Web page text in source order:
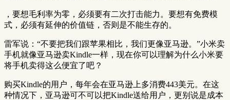
，要想毛利率为零，必须要有二次打击能力。要想有免费模
式，必须有延伸的价值链，否则是不能生存的。
雷军说：“不要把我们跟苹果相比，我们更像亚马逊。”小米卖
手机就像亚马逊卖Kindle一样，现在你可以理解为什么小米要
将手机卖得这么便宜了吧？
购买Kindle的用户，每年会在亚马逊上多消费443美元。在这
种情况下，亚马逊可不可以把Kindle送给用户，更别说是成本